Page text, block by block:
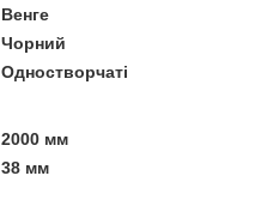
Венге
Чорний
Одностворчаті
2000 мм
38 мм